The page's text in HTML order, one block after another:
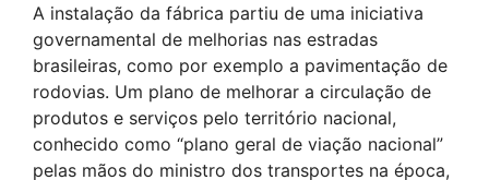
A instalação da fábrica partiu de uma iniciativa
governamental de melhorias nas estradas
brasileiras, como por exemplo a pavimentação de
rodovias. Um plano de melhorar a circulação de
produtos e serviços pelo território nacional,
conhecido como “plano geral de viação nacional”
pelas mãos do ministro dos transportes na época,